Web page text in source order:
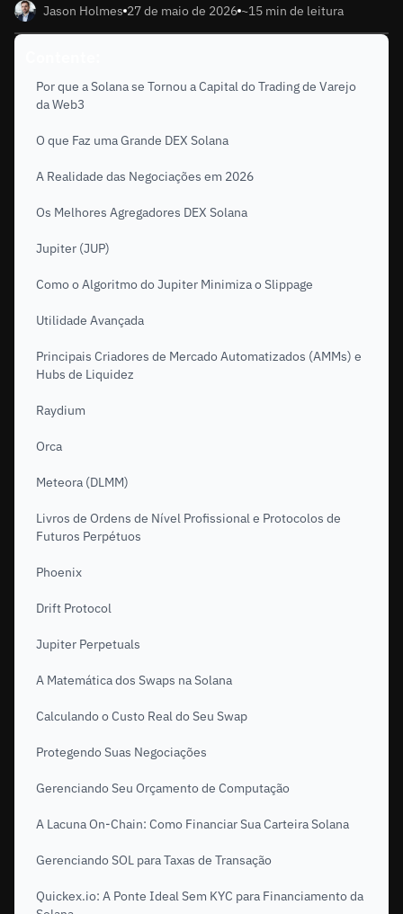
Jason Holmes 27 de maio de 2026 ~15 min de leitura
Por que a Solana se Tornou a Capital do Trading de Varejo
da Web3
O que Faz uma Grande DEX Solana
A Realidade das Negociações em 2026
Os Melhores Agregadores DEX Solana
Jupiter (JUP)
Como o Algoritmo do Jupiter Minimiza o Slippage
Utilidade Avançada
Principais Criadores de Mercado Automatizados (AMMs) e
Hubs de Liquidez
Raydium
Orca
Meteora (DLMM)
Livros de Ordens de Nível Profissional e Protocolos de
Futuros Perpétuos
Phoenix
Drift Protocol
Jupiter Perpetuals
A Matemática dos Swaps na Solana
Calculando o Custo Real do Seu Swap
Protegendo Suas Negociações
Gerenciando Seu Orçamento de Computação
A Lacuna On-Chain: Como Financiar Sua Carteira Solana
Gerenciando SOL para Taxas de Transação
Quickex.io: A Ponte Ideal Sem KYC para Financiamento da